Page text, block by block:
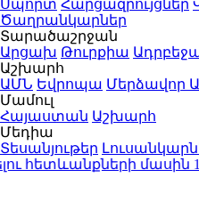
Սպորտ Հարցազրույցներ
Ծաղրանկարներ
Տարածաշրջան
Արցախ Թուրքիա
Աշխարհ
ԱՄՆ Եվրոպա Մերձավոր
Մամուլ
Հայաստան Աշխարհ
Մեդիա
Տեսանյութեր
հետևանքների մասին1:50